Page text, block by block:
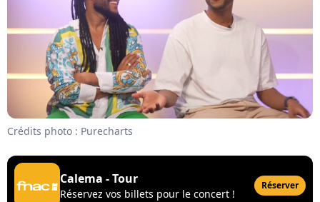
Crédits photo : Purecharts
Calema - Tour
Réservez vos billets pour le concert !
Réserver